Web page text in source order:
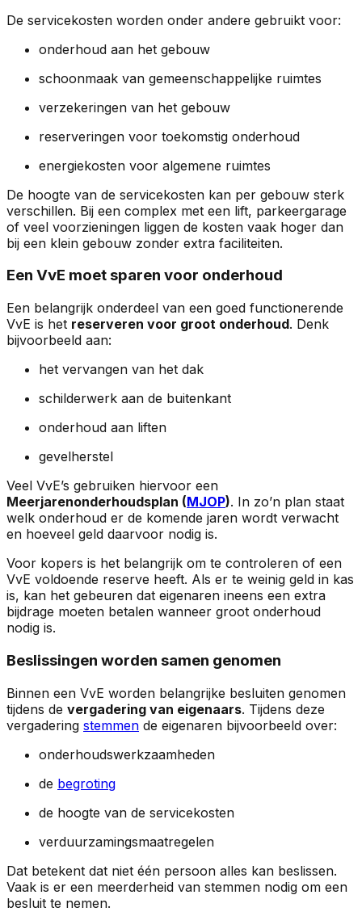
De servicekosten worden onder andere gebruikt voor:
onderhoud aan het gebouw
schoonmaak van gemeenschappelijke ruimtes
verzekeringen van het gebouw
reserveringen voor toekomstig onderhoud
energiekosten voor algemene ruimtes
De hoogte van de servicekosten kan per gebouw sterk
verschillen. Bij een complex met een lift, parkeergarage
of veel voorzieningen liggen de kosten vaak hoger dan
bij een klein gebouw zonder extra faciliteiten.
Een VvE moet sparen voor onderhoud
Een belangrijk onderdeel van een goed functionerende
VvE is het reserveren voor groot onderhoud. Denk
bijvoorbeeld aan:
het vervangen van het dak
schilderwerk aan de buitenkant
onderhoud aan liften
gevelherstel
Veel VvE’s gebruiken hiervoor een
Meerjarenonderhoudsplan (MJOP). In zo’n plan staat
welk onderhoud er de komende jaren wordt verwacht
en hoeveel geld daarvoor nodig is.
Voor kopers is het belangrijk om te controleren of een
VvE voldoende reserve heeft. Als er te weinig geld in kas
is, kan het gebeuren dat eigenaren ineens een extra
bijdrage moeten betalen wanneer groot onderhoud
nodig is.
Beslissingen worden samen genomen
Binnen een VvE worden belangrijke besluiten genomen
tijdens de vergadering van eigenaars. Tijdens deze
vergadering stemmen de eigenaren bijvoorbeeld over:
onderhoudswerkzaamheden
de begroting
de hoogte van de servicekosten
verduurzamingsmaatregelen
Dat betekent dat niet één persoon alles kan beslissen.
Vaak is er een meerderheid van stemmen nodig om een
besluit te nemen.